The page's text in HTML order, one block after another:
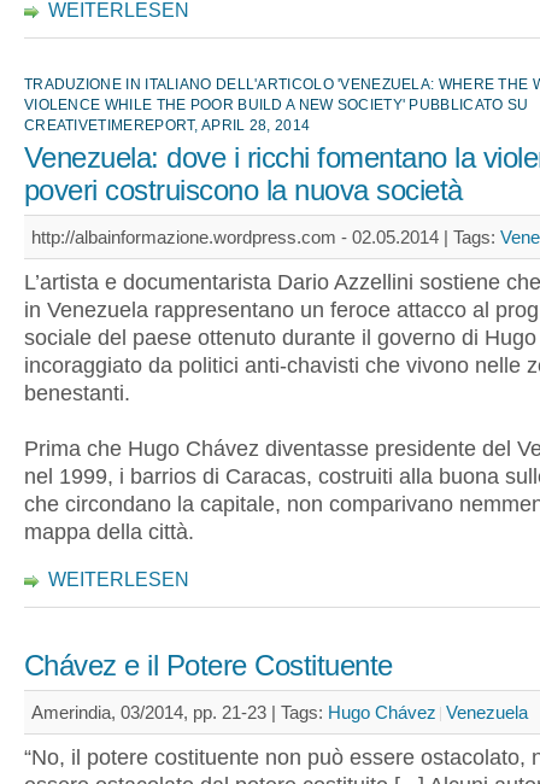
WEITERLESEN
TRADUZIONE IN ITALIANO DELL'ARTICOLO 'VENEZUELA: WHERE THE
VIOLENCE WHILE THE POOR BUILD A NEW SOCIETY' PUBBLICATO SU
CREATIVETIMEREPORT, APRIL 28, 2014
Venezuela: dove i ricchi fomentano la
poveri costruiscono la nuova società
http://albainformazione.wordpress.com - 02.05.2014 | Tags:
L’artista e documentarista Dario Azzellini sostiene
in Venezuela rappresentano un feroce attacco al
sociale del paese ottenuto durante il governo di
incoraggiato da politici anti-chavisti che vivono nelle
benestanti.
Prima che Hugo Chávez diventasse presidente del
nel 1999, i barrios di Caracas, costruiti alla buona
che circondano la capitale, non comparivano
mappa della città.
WEITERLESEN
Chávez e il Potere Costituente
Amerindia, 03/2014, pp. 21-23 | Tags: Hugo Chávez Venezuela
“No, il potere costituente non può essere ostacolato,